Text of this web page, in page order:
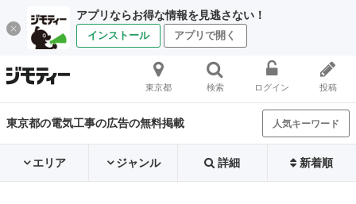
アプリならお得な情報を見逃さない！
インストール アプリで開く
東京都 検索 ログイン 投稿
東京都の電気工事の広告の無料掲載 人気キーワード
エリア ジャンル 詳細 新着順